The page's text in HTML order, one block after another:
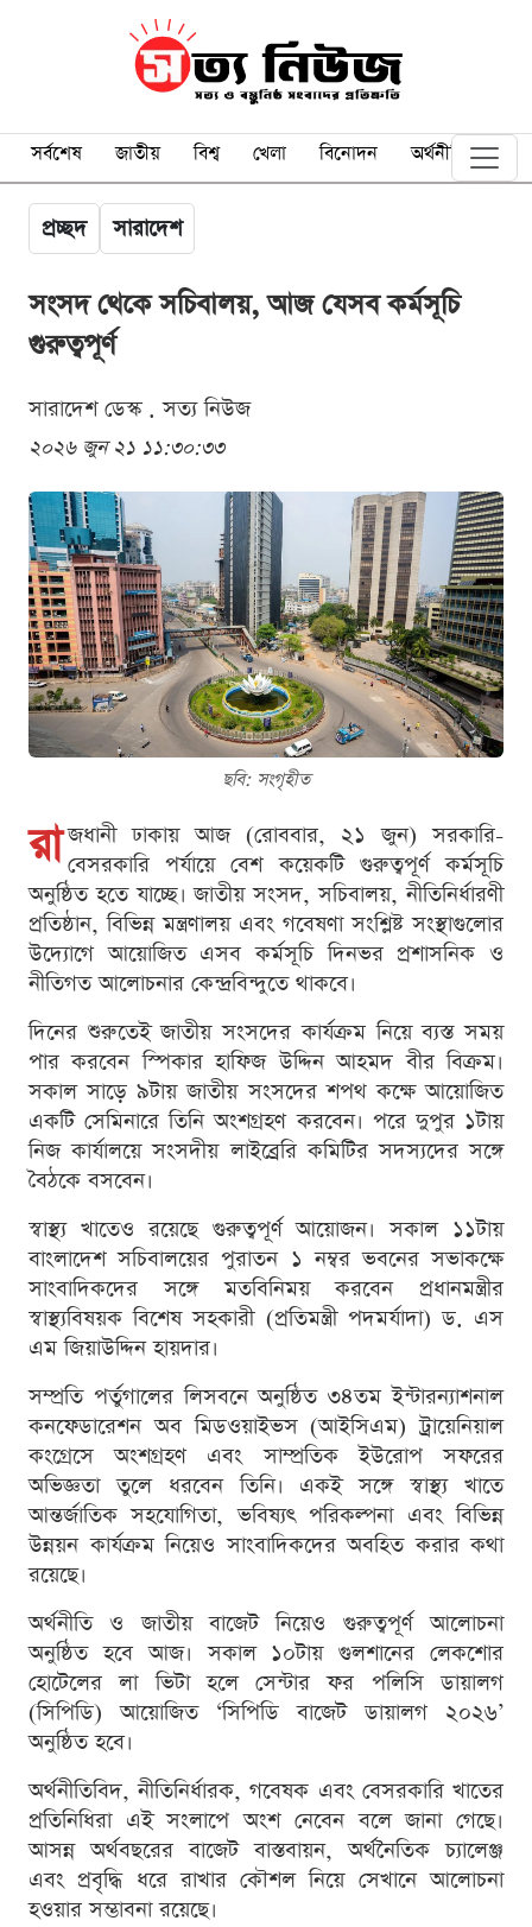
সর্বশেষ জাতীয় বিশ্ব খেলা বিনোদন অর্থনীতি
প্রচ্ছদ সারাদেশ
সংসদ থেকে সচিবালয়, আজ যেসব কর্মসূচি
গুরুত্বপূর্ণ
সারাদেশ ডেস্ক . সত্য নিউজ
২০২৬ জুন ২১ ১১:৩০:৩৩
ছবি: সংগৃহীত
রা জধানী ঢাকায় আজ (রোববার, ২১ জুন) সরকারি-
বেসরকারি পর্যায়ে বেশ কয়েকটি গুরুত্বপূর্ণ কর্মসূচি
অনুষ্ঠিত হতে যাচ্ছে। জাতীয় সংসদ, সচিবালয়, নীতিনির্ধারণী
প্রতিষ্ঠান, বিভিন্ন মন্ত্রণালয় এবং গবেষণা সংশ্লিষ্ট সংস্থাগুলোর
উদ্যোগে আয়োজিত এসব কর্মসূচি দিনভর প্রশাসনিক ও
নীতিগত আলোচনার কেন্দ্রবিন্দুতে থাকবে।
দিনের শুরুতেই জাতীয় সংসদের কার্যক্রম নিয়ে ব্যস্ত সময়
পার করবেন স্পিকার হাফিজ উদ্দিন আহমদ বীর বিক্রম।
সকাল সাড়ে ৯টায় জাতীয় সংসদের শপথ কক্ষে আয়োজিত
একটি সেমিনারে তিনি অংশগ্রহণ করবেন। পরে দুপুর ১টায়
নিজ কার্যালয়ে সংসদীয় লাইব্রেরি কমিটির সদস্যদের সঙ্গে
বৈঠকে বসবেন।
স্বাস্থ্য খাতেও রয়েছে গুরুত্বপূর্ণ আয়োজন। সকাল ১১টায়
বাংলাদেশ সচিবালয়ের পুরাতন ১ নম্বর ভবনের সভাকক্ষে
সাংবাদিকদের সঙ্গে মতবিনিময় করবেন প্রধানমন্ত্রীর
স্বাস্থ্যবিষয়ক বিশেষ সহকারী (প্রতিমন্ত্রী পদমর্যাদা) ড. এস
এম জিয়াউদ্দিন হায়দার।
সম্প্রতি পর্তুগালের লিসবনে অনুষ্ঠিত ৩৪তম ইন্টারন্যাশনাল
কনফেডারেশন অব মিডওয়াইভস (আইসিএম) ট্রায়েনিয়াল
কংগ্রেসে অংশগ্রহণ এবং সাম্প্রতিক ইউরোপ সফরের
অভিজ্ঞতা তুলে ধরবেন তিনি। একই সঙ্গে স্বাস্থ্য খাতে
আন্তর্জাতিক সহযোগিতা, ভবিষ্যৎ পরিকল্পনা এবং বিভিন্ন
উন্নয়ন কার্যক্রম নিয়েও সাংবাদিকদের অবহিত করার কথা
রয়েছে।
অর্থনীতি ও জাতীয় বাজেট নিয়েও গুরুত্বপূর্ণ আলোচনা
অনুষ্ঠিত হবে আজ। সকাল ১০টায় গুলশানের লেকশোর
হোটেলের লা ভিটা হলে সেন্টার ফর পলিসি ডায়ালগ
(সিপিডি) আয়োজিত ‘সিপিডি বাজেট ডায়ালগ ২০২৬’
অনুষ্ঠিত হবে।
অর্থনীতিবিদ, নীতিনির্ধারক, গবেষক এবং বেসরকারি খাতের
প্রতিনিধিরা এই সংলাপে অংশ নেবেন বলে জানা গেছে।
আসন্ন অর্থবছরের বাজেট বাস্তবায়ন, অর্থনৈতিক চ্যালেঞ্জ
এবং প্রবৃদ্ধি ধরে রাখার কৌশল নিয়ে সেখানে আলোচনা
হওয়ার সম্ভাবনা রয়েছে।